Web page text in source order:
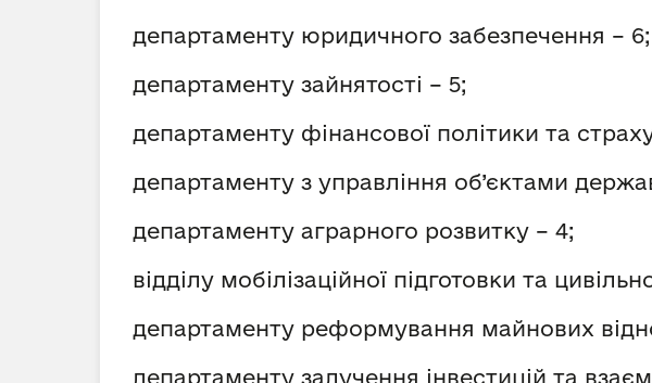
департаменту юридичного забезпечення – 6;
департаменту зайнятості – 5;
департаменту фінансової політики та
департаменту з управління об’єктами
департаменту аграрного розвитку – 4;
відділу мобілізаційної підготовки та
департаменту реформування майнових
департаменту залучення інвестицій та